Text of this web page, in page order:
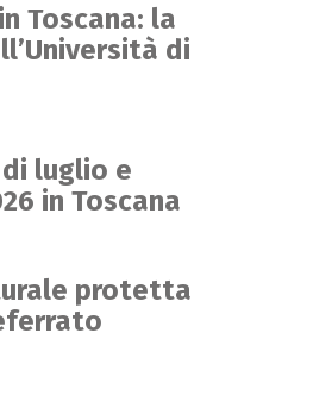
Toscana: la
di
luglio e
in Toscana
protetta